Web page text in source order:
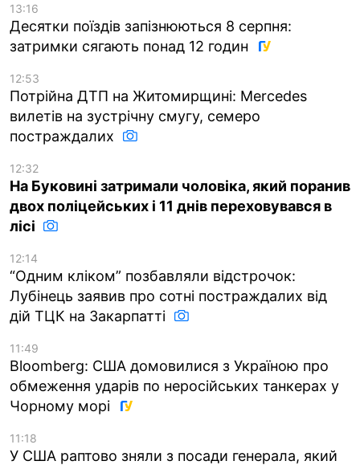
13:16
Десятки поїздів запізнюються 8 серпня:
затримки сягають понад 12 годин
12:53
Потрійна ДТП на Житомирщині: Mercedes
вилетів на зустрічну смугу, семеро
постраждалих
12:32
На Буковині затримали чоловіка, який поранив
двох поліцейських і 11 днів переховувався в
лісі
12:14
“Одним кліком” позбавляли відстрочок:
Лубінець заявив про сотні постраждалих від
дій ТЦК на Закарпатті
11:49
Bloomberg: США домовилися з Україною про
обмеження ударів по неросійських танкерах у
Чорному морі
11:18
У США раптово зняли з посади генерала, який